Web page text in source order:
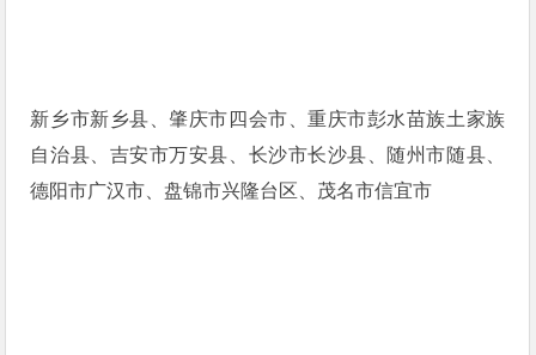
新乡市新乡县、肇庆市四会市、重庆市彭水苗族土家族
自治县、吉安市万安县、长沙市长沙县、随州市随县、
德阳市广汉市、盘锦市兴隆台区、茂名市信宜市